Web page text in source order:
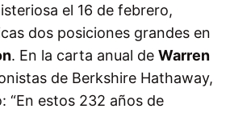
el 16 de febrero,
dos posiciones grandes en
. En la carta anual de Warren
de Berkshire Hathaway,
“En estos 232 años de